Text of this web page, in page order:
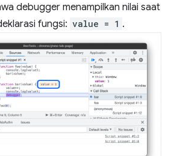
debugger menampilkan nilai saat
fungsi: value = 1 .